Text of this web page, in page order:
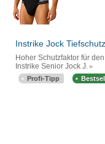
Instrike Jock
Hoher Schutzfaktor für
Instrike Senior Jock J.
Profi-Tipp